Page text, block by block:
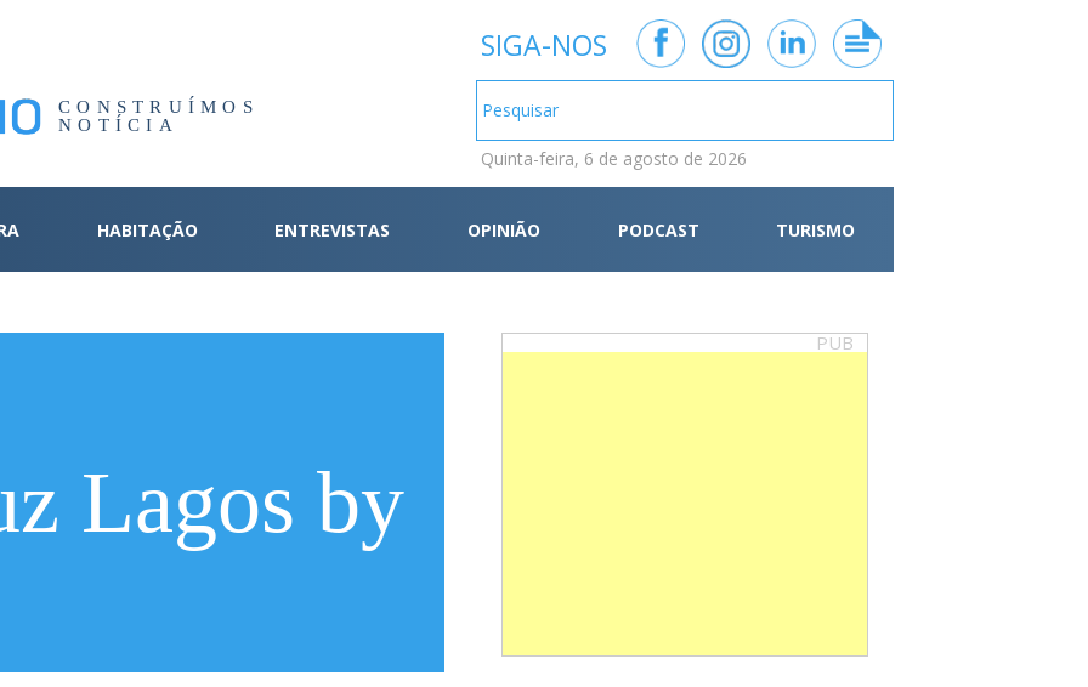
CONSTRUÍMOS
NOTÍCIA
SIGA-NOS
Quinta-feira, 6 de agosto de 2026
HABITAÇÃO ENTREVISTAS OPINIÃO PODCAST TURISMO
Lagos by
PUB